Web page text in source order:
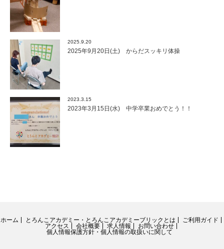
2025.9.20
2025年9月20日(土) からだスッキリ体操
2023.3.15
2023年3月15日(水) 中学卒業おめでとう！！
ホーム とろんこアカデミー・とろんこアカデミーブリックとは
ご利用ガイド
アクセス
会社概要 求人情報
お問い合わせ
個人情報保護方針・個人情報の取扱いに関して